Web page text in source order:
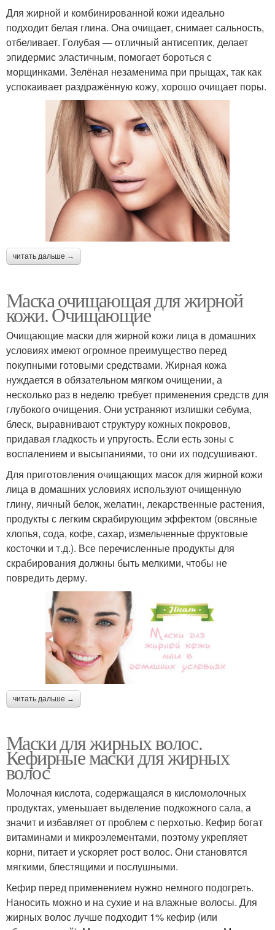
Для жирной и комбинированной кожи идеально
подходит белая глина. Она очищает, снимает сальность,
отбеливает. Голубая — отличный антисептик, делает
эпидермис эластичным, помогает бороться с
морщинками. Зелёная незаменима при прыщах, так как
успокаивает раздражённую кожу, хорошо очищает поры.
читать дальше →
Маска очищающая для жирной
кожи. Очищающие
Очищающие маски для жирной кожи лица в домашних
условиях имеют огромное преимущество перед
покупными готовыми средствами. Жирная кожа
нуждается в обязательном мягком очищении, а
несколько раз в неделю требует применения средств для
глубокого очищения. Они устраняют излишки себума,
блеск, выравнивают структуру кожных покровов,
придавая гладкость и упругость. Если есть зоны с
воспалением и высыпаниями, то они их подсушивают.
Для приготовления очищающих масок для жирной кожи
лица в домашних условиях используют очищенную
глину, яичный белок, желатин, лекарственные растения,
продукты с легким скрабирующим эффектом (овсяные
хлопья, сода, кофе, сахар, измельченные фруктовые
косточки и т.д.). Все перечисленные продукты для
скрабирования должны быть мелкими, чтобы не
повредить дерму.
читать дальше →
Маски для жирных волос.
Кефирные маски для жирных
волос
Молочная кислота, содержащаяся в кисломолочных
продуктах, уменьшает выделение подкожного сала, а
значит и избавляет от проблем с перхотью. Кефир богат
витаминами и микроэлементами, поэтому укрепляет
корни, питает и ускоряет рост волос. Они становятся
мягкими, блестящими и послушными.
Кефир перед применением нужно немного подогреть.
Наносить можно и на сухие и на влажные волосы. Для
жирных волос лучше подходит 1% кефир (или